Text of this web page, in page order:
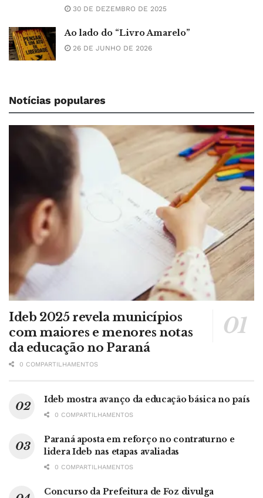
30 DE DEZEMBRO DE 2025
Ao lado do “Livro Amarelo”
26 DE JUNHO DE 2026
Notícias populares
Ideb 2025 revela municípios
com maiores e menores notas
da educação no Paraná
0 COMPARTILHAMENTOS
Ideb mostra avanço da educação básica no país
0 COMPARTILHAMENTOS
Paraná aposta em reforço no contraturno e
lidera Ideb nas etapas avaliadas
0 COMPARTILHAMENTOS
Concurso da Prefeitura de Foz divulga